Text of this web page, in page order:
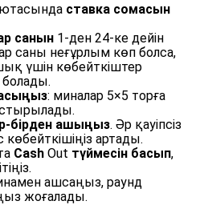
ставка сомасын
санын 1-ден 24-ке дейін
саны неғұрлым көп болса,
үшін көбейткіштер
: миналар 5×5 торға
бірден ашыңыз. Әр қауіпсіз
артады.
Cash Out түймесін басып,
ашсаңыз, раунд
жоғалады.